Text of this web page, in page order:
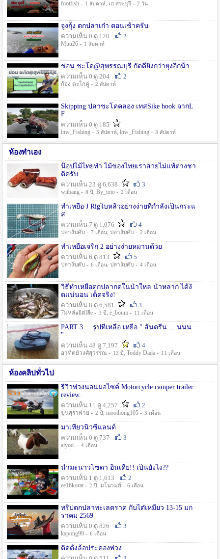
footfish - 1 สัปดาห์, เอ สระบุรี - 2 วัน
จูงกุ้ง ตกปลาเก๋า ตอนเช้าครับ
ความเห็น 0 ดู 120
2
Muu26 - 1 สัปดาห์
ช่อน ชะโด@สุพรรณบุรี กัดดียิ่งกว่ายุงอีกน้า
ความเห็น 0 ดู 204
2
ก้อง ตะโกคู่ - 2 สัปดาห์
Skipping ปลาชะโดคลอง เทสSike hook จากL
F
ความเห็น 0 ดู 185
lnw_Fishing - 3 สัปดาห์, lnw_Fishing - 3 สัปดาห์
ห้องทำเอง
น๊อปไม้ไทยทำ ไม้ของไทยเราสวยไม่แพ้ต่างชา
ติครับ
ความเห็น 23 ดู 6,638
3
witbang - 8 ปี , By_toto - 2 เดือน
ทำเหยื่อ J Rigใบหลิวอย่างง่ายที่กำลังเป็นกระแ
ส
ความเห็น 7 ดู 1,076
4
ปลางับคับ - 7 เดือน, ปลางับคับ - 2 เดือน
ทำเหยื่อเจริก 2 อย่างง่ายหมานด้วย
ความเห็น 6 ดู 813
5
ปลางับคับ - 6 เดือน, ปลางับคับ - 4 เดือน
วิธีทำเหยื่อตกปลากดในน้ำใหล น้ำหลาก ได้งั
ดแน่นอน เด็ดจริง!
ความเห็น 8 ดู 6,581
3
7ม่หล่๑llต่lลีe - 3 ปี , e_boum - 11 เดือน
PART 3 ... รูปที่เหลือ เหยื่อ " ส้นตรีน ... นนน
"
ความเห็น 48 ดู 7,197
4
อาทิตย์วงศ์สุวรรณ - 13 ปี , Toddy Dada - 11 เดือน
ห้องคลิปทั่วไป
รีวิวพ่วงนอนมอไซค์ Motorcycle camper trailer
review.
ความเห็น 11 ดู 4,257
2
ขุนสุราพ่าย - 2 ปี , moothong105 - 3 เดือน
มาเที่ยวนิวซีแลนด์
ความเห็น 0 ดู 737
3
aiyod. - 4 เดือน
น้ำมะนาวโซดา อินเดีย!! เป็นยังไง??
ความเห็น 1 ดู 1,613
2
ee16korat - 2 ปี , มโนรมย์ - 6 เดือน
ทริปตกปลาทะเลตราด กับไต๋เหมี่ยว 13-15 มก
ราคม 2569
ความเห็น 0 ดู 826
3
kapong99 - 6 เดือน
ติดตั้งล้อประคองพ่วง